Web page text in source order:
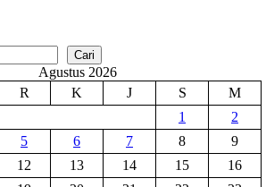
Cari
Agustus 2026
R K J S
M
1
2
5 6 7 8
9
12 13 14 15
16